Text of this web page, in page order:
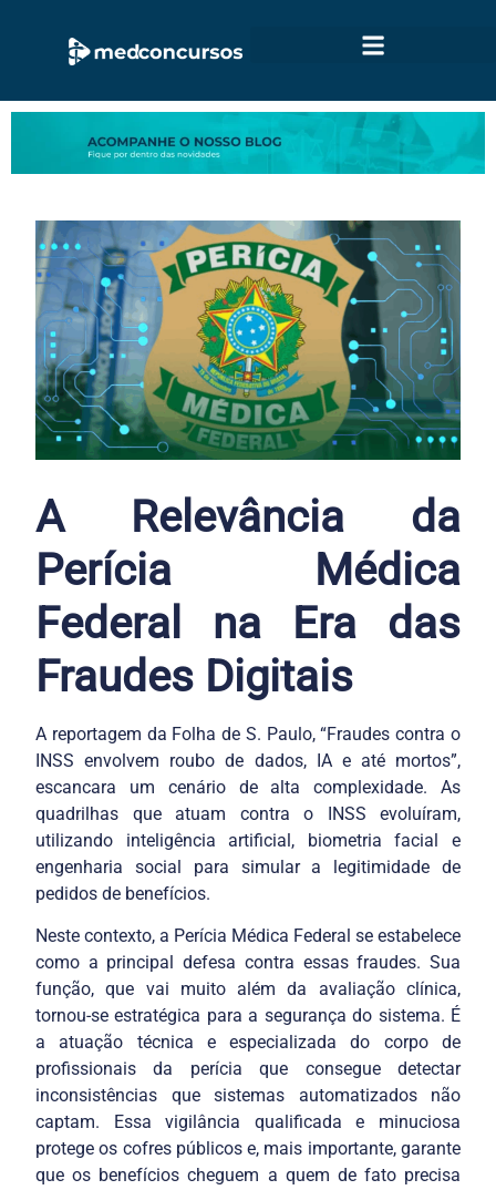
A Relevância da
Perícia Médica
Federal na Era das
Fraudes Digitais
A reportagem da Folha de S. Paulo, “Fraudes contra o
INSS envolvem roubo de dados, IA e até mortos”,
escancara um cenário de alta complexidade. As
quadrilhas que atuam contra o INSS evoluíram,
utilizando inteligência artificial, biometria facial e
engenharia social para simular a legitimidade de
pedidos de benefícios.
Neste contexto, a Perícia Médica Federal se estabelece
como a principal defesa contra essas fraudes. Sua
função, que vai muito além da avaliação clínica,
tornou-se estratégica para a segurança do sistema. É
a atuação técnica e especializada do corpo de
profissionais da perícia que consegue detectar
inconsistências que sistemas automatizados não
captam. Essa vigilância qualificada e minuciosa
protege os cofres públicos e, mais importante, garante
que os benefícios cheguem a quem de fato precisa